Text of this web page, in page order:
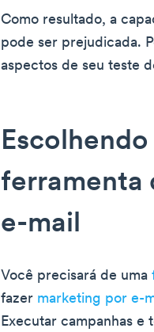
Como resultado, a
pode ser prejudicada.
aspectos de seu teste
ferramenta
e-mail
Você precisará de uma
fazer marketing por e-
Executar campanhas e